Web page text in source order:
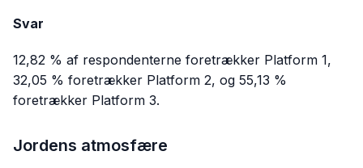
Svar
12,82 % af respondenterne foretrækker Platform 1,
32,05 % foretrækker Platform 2, og 55,13 %
foretrækker Platform 3.
Jordens atmosfære